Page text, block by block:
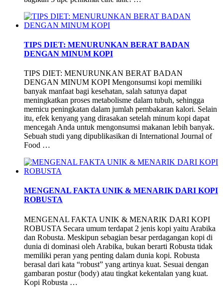
TIPS DIET: MENURUNKAN BERAT BADAN
DENGAN MINUM KOPI
TIPS DIET: MENURUNKAN BERAT BADAN
DENGAN MINUM KOPI Mengonsumsi kopi memiliki
banyak manfaat bagi kesehatan, salah satunya dapat
meningkatkan proses metabolisme dalam tubuh, sehingga
memicu peningkatan dalam jumlah pembakaran kalori. Selain
itu, efek kenyang yang dirasakan setelah minum kopi dapat
mencegah Anda untuk mengonsumsi makanan lebih banyak.
Sebuah studi yang dipublikasikan di International Journal of
Food …
MENGENAL FAKTA UNIK & MENARIK DARI KOPI
ROBUSTA
MENGENAL FAKTA UNIK & MENARIK DARI KOPI
ROBUSTA Secara umum terdapat 2 jenis kopi yaitu Arabika
dan Robusta. Meskipun sebagian besar perdagangan kopi di
dunia di dominasi oleh Arabika, bukan berarti Robusta tidak
memiliki peran yang penting dalam dunia kopi. Robusta
berasal dari kata “robust” yang artinya kuat. Sesuai dengan
gambaran postur (body) atau tingkat kekentalan yang kuat.
Kopi Robusta …